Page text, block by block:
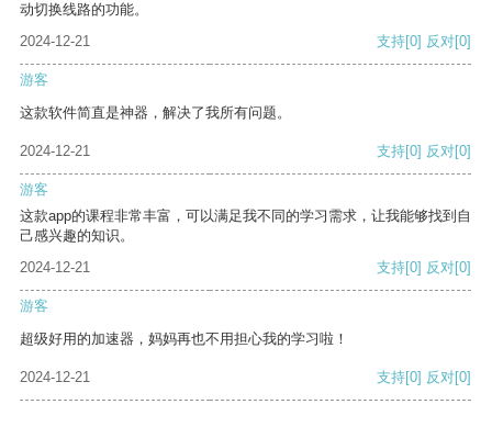
动切换线路的功能。
2024-12-21
支持[0] 反对[0]
游客
这款软件简直是神器，解决了我所有问题。
2024-12-21 支持[0] 反对[0]
游客
这款app的课程非常丰富，可以满足我不同的学习需求，让我能够找到自
己感兴趣的知识。
2024-12-21
支持[0] 反对[0]
游客
超级好用的加速器，妈妈再也不用担心我的学习啦！
2024-12-21 支持[0] 反对[0]